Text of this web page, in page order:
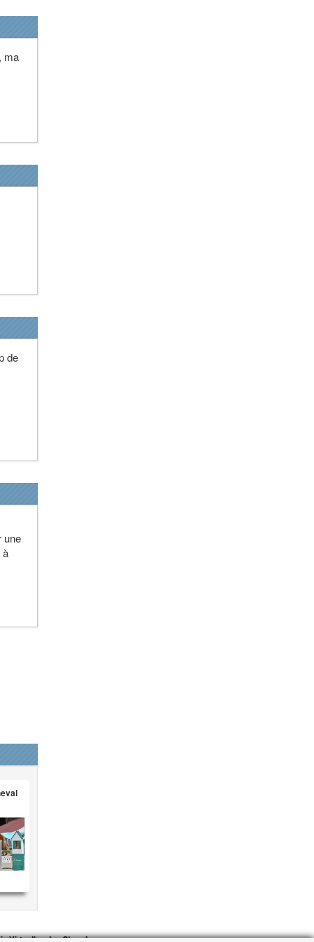
ma
de
une
à
Virtuelle - Jeu Cheval